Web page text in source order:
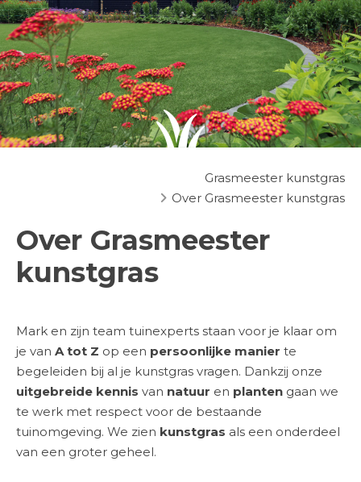
Grasmeester kunstgras
Over Grasmeester kunstgras
Over Grasmeester
kunstgras
Mark en zijn team tuinexperts staan voor je klaar om
je van A tot Z op een persoonlijke manier te
begeleiden bij al je kunstgras vragen. Dankzij onze
uitgebreide kennis van natuur en planten gaan we
te werk met respect voor de bestaande
tuinomgeving. We zien kunstgras als een onderdeel
van een groter geheel.